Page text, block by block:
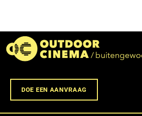
DOE EEN AANVRAAG